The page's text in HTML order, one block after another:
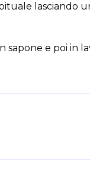
lasciando
e poi in